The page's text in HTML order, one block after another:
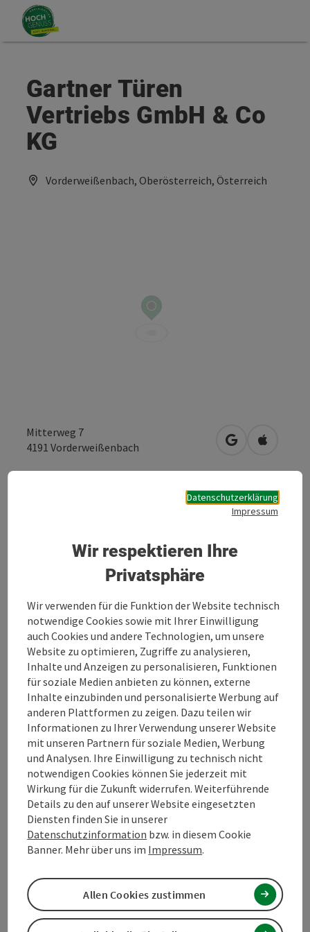
Zum Inhalt
Zum Seitenanfang
Gartner Türen
Vertriebs GmbH & Co
KG
Vorderweißenbach, Oberösterreich, Österreich
Mitterweg 7
4191 Vorderweißenbach in Googlein Apple
Finde dein Lieblingsprodukt
Kontakt
Öffnungszeiten
Anreise/Lage
Eignung
Datenschutzerklärung
Impressum
Wir respektieren Ihre
Privatsphäre
Wir verwenden für die Funktion der Website technisch
notwendige Cookies sowie mit Ihrer Einwilligung
auch Cookies und andere Technologien, um unsere
Website zu optimieren, Zugriffe zu analysieren,
Inhalte und Anzeigen zu personalisieren, Funktionen
für soziale Medien anbieten zu können, externe
Inhalte einzubinden und personalisierte Werbung auf
anderen Plattformen zu zeigen. Dazu teilen wir
Informationen zu Ihrer Verwendung unserer Website
mit unseren Partnern für soziale Medien, Werbung
und Analysen. Ihre Einwilligung zu technisch nicht
notwendigen Cookies können Sie jederzeit mit
Wirkung für die Zukunft widerrufen. Weiterführende
Details zu den auf unserer Website eingesetzten
Diensten finden Sie in unserer
Datenschutzinformation bzw. in diesem Cookie
Banner. Mehr über uns im Impressum.
Allen Cookies zustimmen